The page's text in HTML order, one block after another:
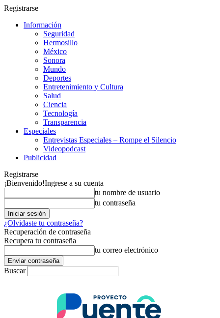
Registrarse
Información
Seguridad
Hermosillo
México
Sonora
Mundo
Deportes
Entretenimiento y Cultura
Salud
Ciencia
Tecnología
Transparencia
Especiales
Entrevistas Especiales – Rompe el Silencio
Videopodcast
Publicidad
Registrarse
¡Bienvenido!Ingrese a su cuenta
tu nombre de usuario
tu contraseña
¿Olvidaste tu contraseña?
Recuperación de contraseña
Recupera tu contraseña
tu correo electrónico
Buscar